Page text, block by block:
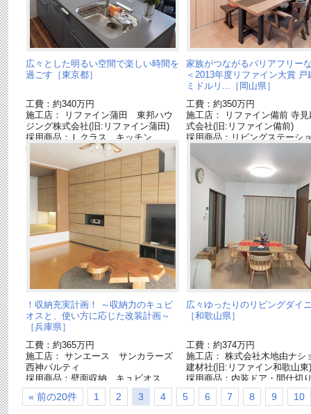
広々とした明るい空間で楽しい時間を
過ごす［東京都］
工費：約340万円
施工店： リファイン蒲田 東邦ハウ
ジング株式会社(旧:リファイン蒲田)
採用商品：Ｌクラス キッチン
採用商品：USUI-TA［ウスイータ］
家族がつながるバリアフリー
＜2013年度リファイン大賞 戸
ミドルリ...［岡山県］
工費：約350万円
施工店： リファイン備前 寺見
式会社(旧:リファイン備前)
採用商品：リビングステーシ
！収納充実計画！ ～収納力のキュビ
オスと、使い方に応じた改装計画～
［兵庫県］
工費：約365万円
施工店： サンエース サンカラーズ
西神パルティ
採用商品：壁面収納 キュビオス
採用商品：収納用建具 ベリティス
採用商品：内装ドア ベリティス
広々ゆったりのリビングダイ
［和歌山県］
工費：約374万円
施工店： 株式会社木地由ナシ
建材社(旧:リファイン和歌山東)
採用商品：内装ドア・間仕切
ティス
採用商品：床材 フィットフ
« 前の20件 1 2 3 4 5 6 7 8 9 10